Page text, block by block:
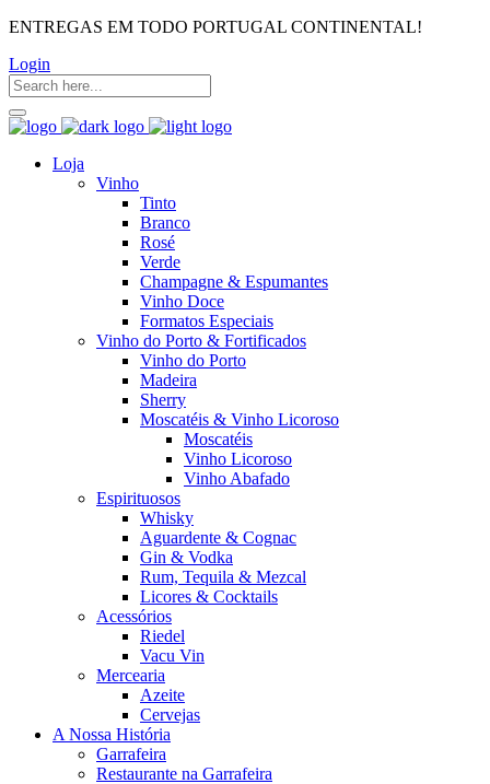
ENTREGAS EM TODO PORTUGAL CONTINENTAL!
Login
Loja
Vinho
Tinto
Branco
Rosé
Verde
Champagne & Espumantes
Vinho Doce
Formatos Especiais
Vinho do Porto & Fortificados
Vinho do Porto
Madeira
Sherry
Moscatéis & Vinho Licoroso
Moscatéis
Vinho Licoroso
Vinho Abafado
Espirituosos
Whisky
Aguardente & Cognac
Gin & Vodka
Rum, Tequila & Mezcal
Licores & Cocktails
Acessórios
Riedel
Vacu Vin
Mercearia
Azeite
Cervejas
A Nossa História
Garrafeira
Restaurante na Garrafeira